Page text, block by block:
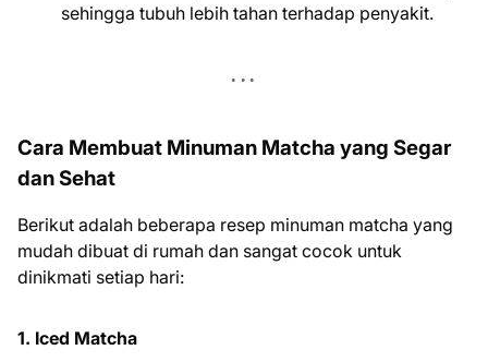
sehingga tubuh lebih tahan terhadap penyakit.
Cara Membuat Minuman Matcha yang Segar
dan Sehat
Berikut adalah beberapa resep minuman matcha yang
mudah dibuat di rumah dan sangat cocok untuk
dinikmati setiap hari:
1. Iced Matcha